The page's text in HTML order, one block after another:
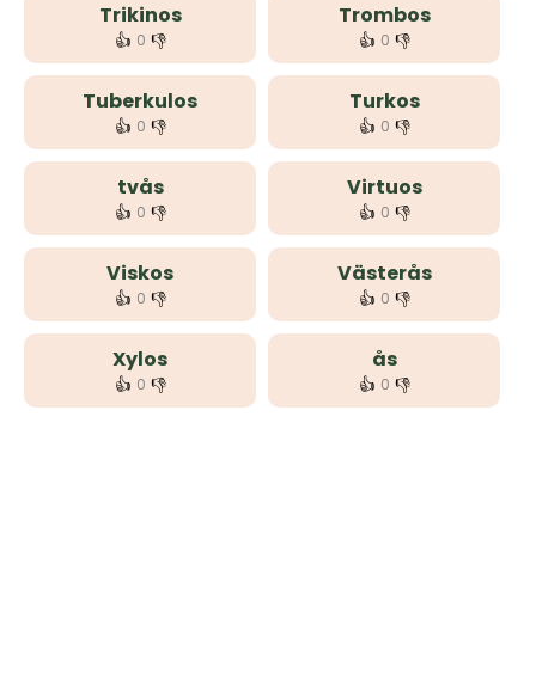
Trikinos
👍 0 👎
Trombos
👍 0 👎
Tuberkulos
👍 0 👎
Turkos
👍 0 👎
tvås
👍 0 👎
Virtuos
👍 0 👎
Viskos
👍 0 👎
Västerås
👍 0 👎
Xylos
👍 0 👎
ås
👍 0 👎